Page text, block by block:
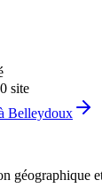
0 site
Belleydoux
géographique